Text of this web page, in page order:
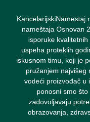
nameštaja Osnovan
isporuke
uspeha proteklih
iskusnom timu, koji je
pružanjem najvišeg
vodeći proizvođač u
ponosni smo
zadovoljavaju
obrazovanja,